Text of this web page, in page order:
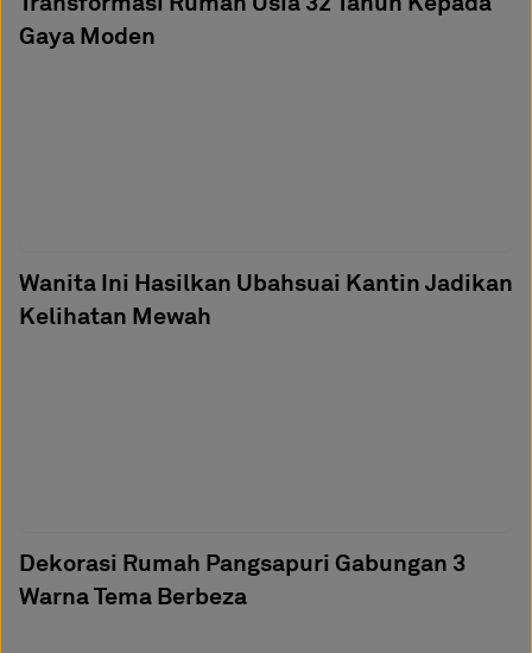
Gaya Moden
Wanita Ini Hasilkan Ubahsuai Kantin Jadikan
Kelihatan Mewah
Dekorasi Rumah Pangsapuri Gabungan 3
Warna Tema Berbeza